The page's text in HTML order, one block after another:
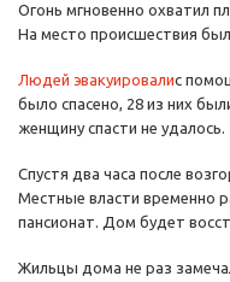
Огонь мгновенно охватил
На место происшествия
Людей эвакуировалис
было спасено, 28 из них
женщину спасти не удалось.
Спустя два часа после
Местные власти временно
пансионат. Дом будет
Жильцы дома не раз